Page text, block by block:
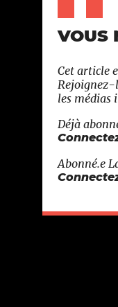
VOUS
Cet article
les médias
Déjà
Abonné.e